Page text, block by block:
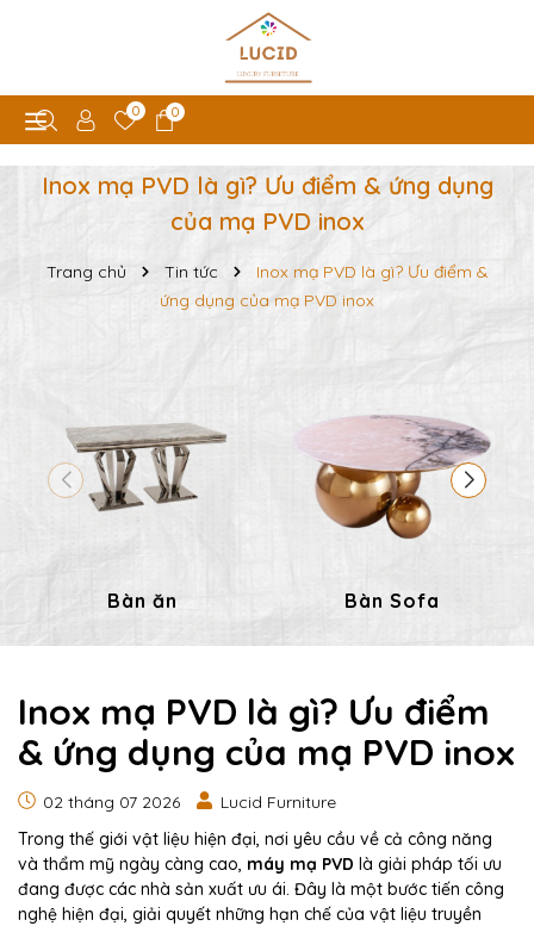
0 0
Inox mạ PVD là gì? Ưu điểm & ứng dụng
của mạ PVD inox
Trang chủ Tin tức
Inox mạ PVD là gì? Ưu điểm &
ứng dụng của mạ PVD inox
Bàn ăn Bàn Sofa
Inox mạ PVD là gì? Ưu điểm
& ứng dụng của mạ PVD inox
02 tháng 07 2026
Lucid Furniture
Trong thế giới vật liệu hiện đại, nơi yêu cầu về cả công năng
và thẩm mỹ ngày càng cao, máy mạ PVD là giải pháp tối ưu
đang được các nhà sản xuất ưu ái. Đây là một bước tiến công
nghệ hiện đại, giải quyết những hạn chế của vật liệu truyền